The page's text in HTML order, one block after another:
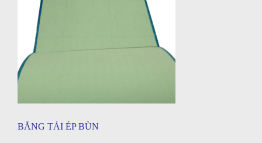
BĂNG TẢI ÉP BÙN